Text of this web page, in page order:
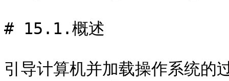
# 15.1.概述
引导计算机并加载操作系统